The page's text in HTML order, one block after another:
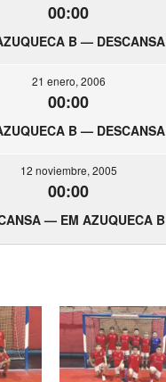
00:00
B — DESCANSA
21 enero, 2006
00:00
B — DESCANSA
12 noviembre, 2005
00:00
— EM AZUQUECA B